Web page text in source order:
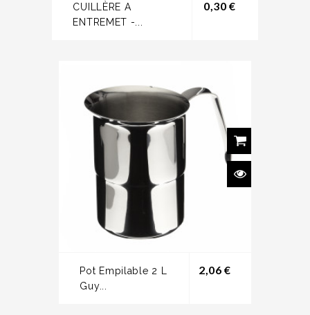
CUILLÈRE A
ENTREMET -...
0,30 €
Pot Empilable 2 L
Guy...
2,06 €